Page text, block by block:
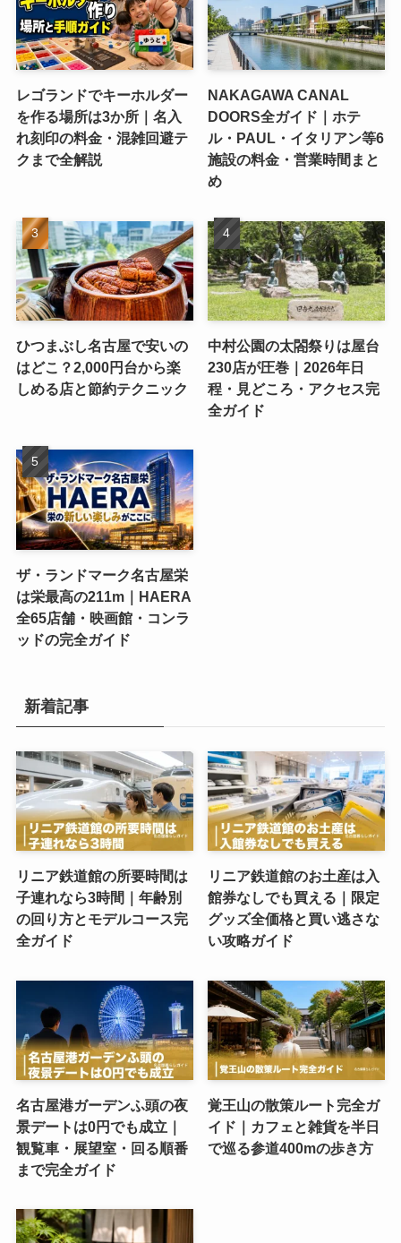
レゴランドでキーホルダー
を作る場所は3か所｜名入
れ刻印の料金・混雑回避テ
クまで全解説
NAKAGAWA CANAL
DOORS全ガイド｜ホテ
ル・PAUL・イタリアン等6
施設の料金・営業時間まと
め
ひつまぶし名古屋で安いの
はどこ？2,000円台から楽
しめる店と節約テクニック
中村公園の太閤祭りは屋台
230店が圧巻｜2026年日
程・見どころ・アクセス完
全ガイド
ザ・ランドマーク名古屋栄
は栄最高の211m｜HAERA
全65店舗・映画館・コンラ
ッドの完全ガイド
新着記事
リニア鉄道館の所要時間は
子連れなら3時間｜年齢別
の回り方とモデルコース完
全ガイド
リニア鉄道館のお土産は入
館券なしでも買える｜限定
グッズ全価格と買い逃さな
い攻略ガイド
名古屋港ガーデンふ頭の夜
景デートは0円でも成立｜
観覧車・展望室・回る順番
まで完全ガイド
覚王山の散策ルート完全ガ
イド｜カフェと雑貨を半日
で巡る参道400mの歩き方